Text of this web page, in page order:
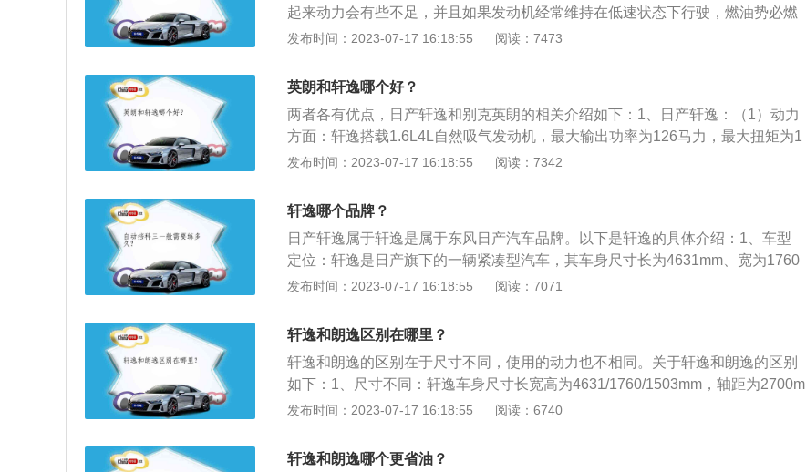
起来动力会有些不足，并且如果发动机经常维持在低速状态下行驶，燃油势必燃
烧不够充分，会使发动机积碳增多。什么情况下开启ECO？ 在市区拥堵路况下开
较高，此时开启ECO模式不仅可以降低油耗，而且驾驶起来更加舒适。 没有必要
开启ECO的情况： 1、当汽车高速行驶（高达100km/h）时，即使打开ECO，行
车电脑也会优先考虑车速，ECO模式会自动失效。 2、当需要大扭矩输出时，比
如爬山，发动机电脑会判断优先保证并投入足够的动力驱动车辆，ECO模式会自
动失效。
发布时间：2023-07-17 16:18:55 阅读：7473
英朗和轩逸哪个好？
两者各有优点，日产轩逸和别克英朗的相关介绍如下：1、日产轩逸：（1）动力
方面：轩逸搭载1.6L4L自然吸气发动机，最大输出功率为126马力，最大扭矩为1
54牛米，匹配无极变速箱，采用前前驱驱动方式，麦弗逊式独立前悬挂和扭转梁
电动座椅等众多人性化便利装备，让驾乘成为一种愉悦享受。2、别克英朗：
（1）动力方面：别克英朗典范搭载了1.5LDVVT四缸发动机。最大功率为83k
W，最大扭矩为141N·m，匹配的是6速DSS智能变速箱，动力输出平顺，换挡果
断迅速。（2）配置方面：配有三辐多功能方向盘、冰蓝运动型仪表盘、全自动
空调系统、一键启动功能、后排空调出风口、400L容积灵活多变行李箱。日产轩
发布时间：2023-07-17 16:18:55 阅读：7342
轩逸哪个品牌？
日产轩逸属于轩逸是属于东风日产汽车品牌。以下是轩逸的具体介绍：1、车型
定位：轩逸是日产旗下的一辆紧凑型汽车，其车身尺寸长为4631mm、宽为1760
mm、高为1503mm，轴距为2700mm。2、动力方面：轩逸全系使用一架1.6升的
2种变速箱选择，发动机最大功率93.0kW，最大马力126PS，最大扭矩168.0N·
m。3、悬架方面：轩逸的前悬架为麦弗逊式独立悬架，后悬架为扭力梁式非独立
悬架。
发布时间：2023-07-17 16:18:55 阅读：7071
轩逸和朗逸区别在哪里？
轩逸和朗逸的区别在于尺寸不同，使用的动力也不相同。关于轩逸和朗逸的区别
如下：1、尺寸不同：轩逸车身尺寸长宽高为4631/1760/1503mm，轴距为2700m
m；朗逸的长宽高分别为4670/1806/1474mm，轴距为2688mm。2、动力不同：
2升涡轮增压发动机，1.4升涡轮增压发动机，1.5升自然吸气发动机。
发布时间：2023-07-17 16:18:55 阅读：6740
轩逸和朗逸哪个更省油？